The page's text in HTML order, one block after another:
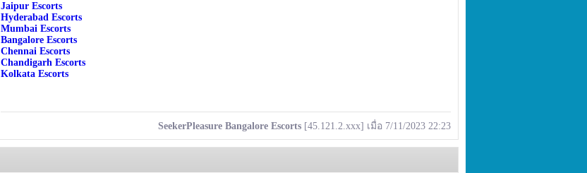
Jaipur Escorts
Hyderabad Escorts
Mumbai Escorts
Bangalore Escorts
Chennai Escorts
Chandigarh Escorts
Kolkata Escorts
SeekerPleasure Bangalore Escorts [45.121.2.xxx] เมื่อ 7/11/2023 22:23